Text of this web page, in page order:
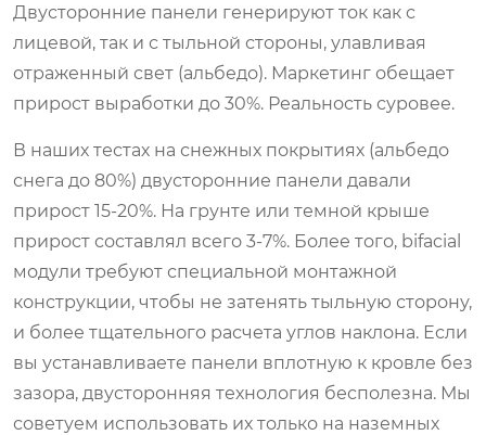
Двусторонние панели генерируют ток как с
лицевой, так и с тыльной стороны, улавливая
отраженный свет (альбедо). Маркетинг обещает
прирост выработки до 30%. Реальность суровее.
В наших тестах на снежных покрытиях (альбедо
снега до 80%) двусторонние панели давали
прирост 15-20%. На грунте или темной крыше
прирост составлял всего 3-7%. Более того, bifacial
модули требуют специальной монтажной
конструкции, чтобы не затенять тыльную сторону,
и более тщательного расчета углов наклона. Если
вы устанавливаете панели вплотную к кровле без
зазора, двусторонняя технология бесполезна. Мы
советуем использовать их только на наземных